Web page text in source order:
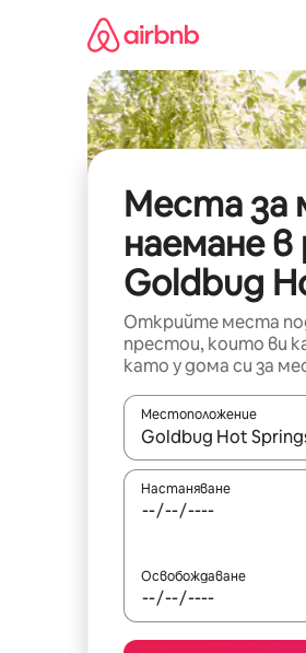
съдържанието
Места за
наемане в
Goldbug
Открийте места
престои, които ви
като у дома си за
Местоположение
Когато резултатите
Настаняване
Освобождаване